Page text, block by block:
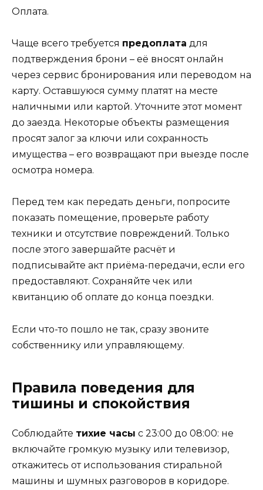
Оплата.
Чаще всего требуется предоплата для
подтверждения брони – её вносят онлайн
через сервис бронирования или переводом на
карту. Оставшуюся сумму платят на месте
наличными или картой. Уточните этот момент
до заезда. Некоторые объекты размещения
просят залог за ключи или сохранность
имущества – его возвращают при выезде после
осмотра номера.
Перед тем как передать деньги, попросите
показать помещение, проверьте работу
техники и отсутствие повреждений. Только
после этого завершайте расчёт и
подписывайте акт приёма-передачи, если его
предоставляют. Сохраняйте чек или
квитанцию об оплате до конца поездки.
Если что-то пошло не так, сразу звоните
собственнику или управляющему.
Правила поведения для
тишины и спокойствия
Соблюдайте тихие часы с 23:00 до 08:00: не
включайте громкую музыку или телевизор,
откажитесь от использования стиральной
машины и шумных разговоров в коридоре.